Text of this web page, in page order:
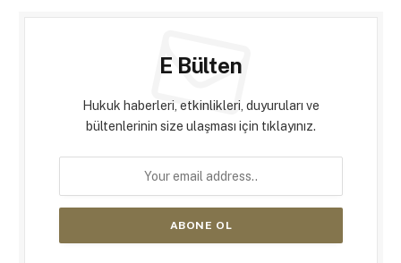
E Bülten
Hukuk haberleri, etkinlikleri, duyuruları ve
bültenlerinin size ulaşması için tıklayınız.